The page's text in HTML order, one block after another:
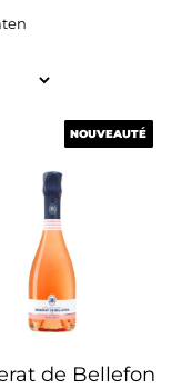
NOUVEAUTÉ
de Bellefon
NOUVEAUTÉ